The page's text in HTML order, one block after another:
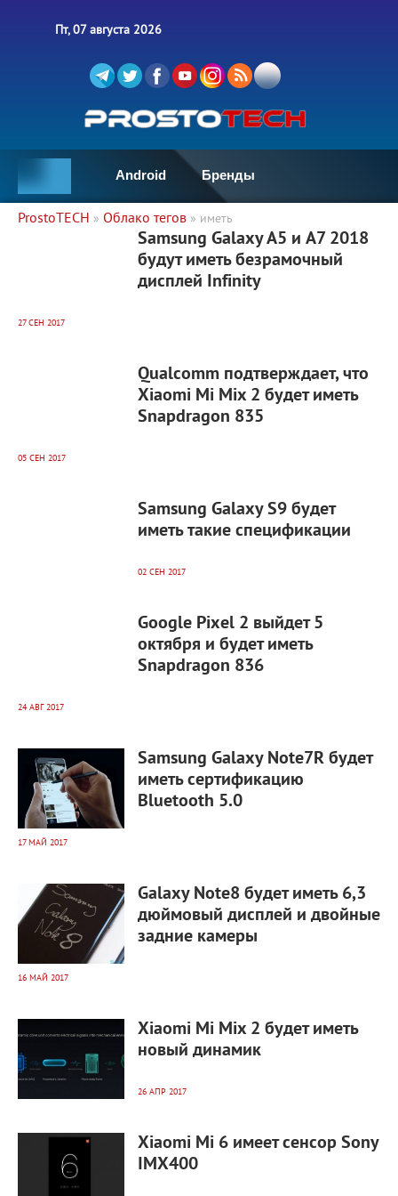
Пт, 07 августа 2026
Android Бренды
ProstoTECH » Облако тегов » иметь
9 323 0
Samsung Galaxy A5 и A7 2018
будут иметь безрамочный
дисплей Infinity
27 СЕН 2017
Qualcomm подтверждает, что
Xiaomi Mi Mix 2 будет иметь
Snapdragon 835
05 СЕН 2017
Samsung Galaxy S9 будет
иметь такие спецификации
02 СЕН 2017
Google Pixel 2 выйдет 5
октября и будет иметь
Snapdragon 836
24 АВГ 2017
Samsung Galaxy Note7R будет
иметь сертификацию
Bluetooth 5.0
17 МАЙ 2017
Galaxy Note8 будет иметь 6,3
дюймовый дисплей и двойные
задние камеры
16 МАЙ 2017
Xiaomi Mi Mix 2 будет иметь
новый динамик
26 АПР 2017
Xiaomi Mi 6 имеет сенсор Sony
IMX400